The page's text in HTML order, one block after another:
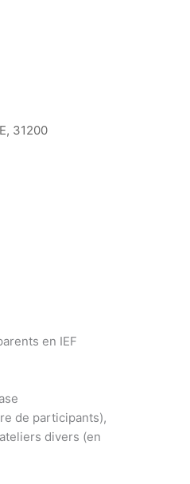
31200
en IEF
de participants),
divers (en